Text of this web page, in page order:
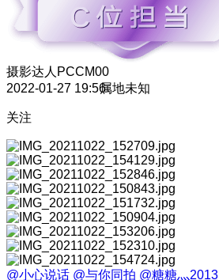
摄影达人 PCCM00
2022-01-27 19:56属地未知
关注
@小心说话 @与你同拍 @糖糖灬2013